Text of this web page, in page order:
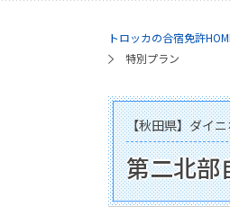
トロッカの合宿免許
特別プラン
【秋田県】ダイ
第二北部